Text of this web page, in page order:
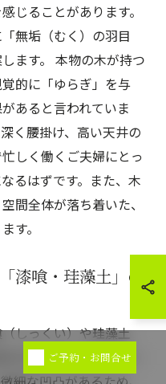
じることがあります。
無垢（むく）の羽目
ます。 本物の木が持つ
的に「ゆらぎ」を与
あると言われていま
く腰掛け、高い天井の
しく働くご夫婦にとっ
るはずです。また、木
間全体が落ち着いた、
す。
漆喰・珪藻土」の
しっくい）や珪藻土
の塗り壁材が適してい
ご予約・お問合せ